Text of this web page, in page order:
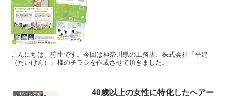
こんにちは、狩生です。今回は神奈川県の工務店、株式会社「平建
（たいけん）」様のチラシを作成させて頂きました。
デザイン実績
40歳以上の女性に特化したヘアー